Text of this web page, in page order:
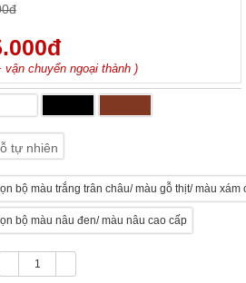
chuyển ngoại thành )
tự nhiên
bộ màu trắng trân châu/ màu gỗ thịt/ màu xám
bộ màu nâu đen/ màu nâu cao cấp